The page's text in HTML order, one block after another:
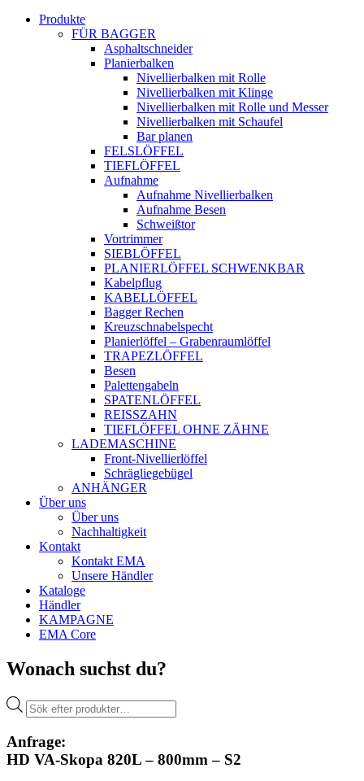
Produkte
FÜR BAGGER
Asphaltschneider
Planierbalken
Nivellierbalken mit Rolle
Nivellierbalken mit Klinge
Nivellierbalken mit Rolle und Messer
Nivellierbalken mit Schaufel
Bar planen
FELSLÖFFEL
TIEFLÖFFEL
Aufnahme
Aufnahme Nivellierbalken
Aufnahme Besen
Schweißtor
Vortrimmer
SIEBLÖFFEL
PLANIERLÖFFEL SCHWENKBAR
Kabelpflug
KABELLÖFFEL
Bagger Rechen
Kreuzschnabelspecht
Planierlöffel – Grabenraumlöffel
TRAPEZLÖFFEL
Besen
Palettengabeln
SPATENLÖFFEL
REISSZAHN
TIEFLÖFFEL OHNE ZÄHNE
LADEMASCHINE
Front-Nivellierlöffel
Schrägliegebügel
ANHÄNGER
Über uns
Über uns
Nachhaltigkeit
Kontakt
Kontakt EMA
Unsere Händler
Kataloge
Händler
KAMPAGNE
EMA Core
Wonach suchst du?
Products
search
Anfrage:
HD VA-Skopa 820L – 800mm – S2